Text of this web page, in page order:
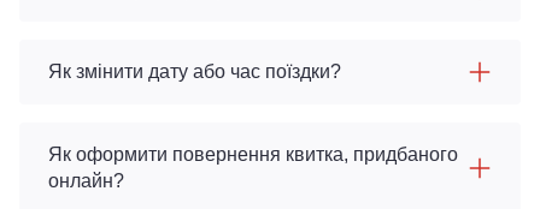
Як змінити дату або час поїздки?
Як оформити повернення квитка, придбаного
онлайн?